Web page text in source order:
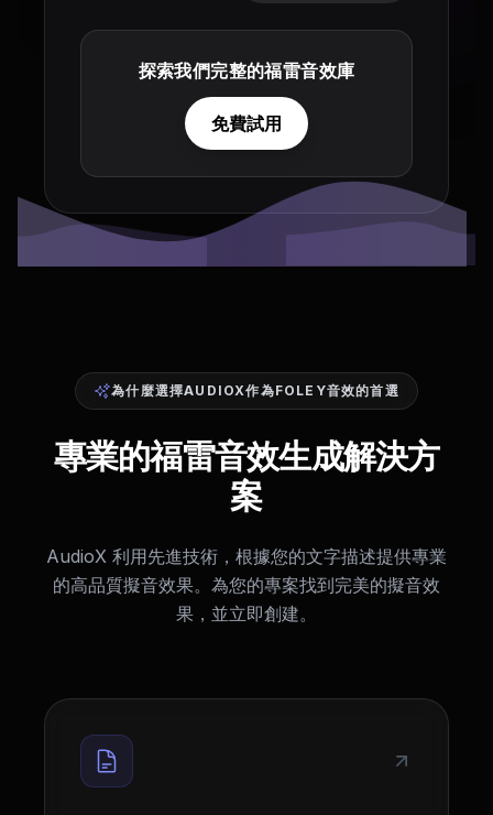
探索我們完整的福雷音效庫
免費試用
為什麼選擇AUDIOX作為FOLEY音效的首選
專業的福雷音效生成解決方
案
AudioX 利用先進技術，根據您的文字描述提供專業
的高品質擬音效果。為您的專案找到完美的擬音效
果，並立即創建。